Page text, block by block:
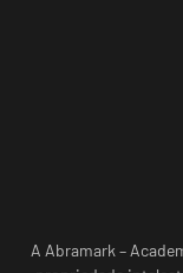
A Abramark –